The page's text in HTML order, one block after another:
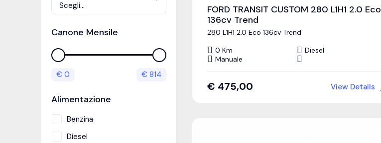
Scegli...
Canone Mensile
€ 0 € 814
Alimentazione
Benzina
Diesel
FORD TRANSIT CUSTOM 280 L1H1 2.0 Eco
136cv Trend
280 L1H1 2.0 Eco 136cv Trend
0 Km
Diesel
Manuale
€ 475,00 View Details